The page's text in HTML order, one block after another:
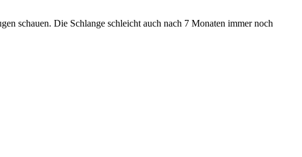
schauen. Die Schlange schleicht auch nach 7 Monaten immer noch